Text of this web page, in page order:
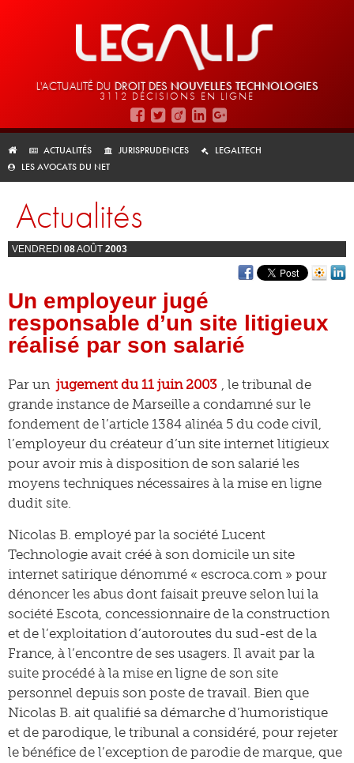
L'ACTUALITÉ DU DROIT DES NOUVELLES TECHNOLOGIES
3112 DÉCISIONS EN LIGNE
ACTUALITÉS JURISPRUDENCES
LEGALTECH
LES AVOCATS DU NET
Actualités
VENDREDI 08AOÛT 2003
Un employeur jugé
responsable d’un site litigieux
réalisé par son salarié
Par un jugement du 11 juin 2003 , le tribunal de
grande instance de Marseille a condamné sur le
fondement de l’article 1384 alinéa 5 du code civil,
l’employeur du créateur d’un site internet litigieux
pour avoir mis à disposition de son salarié les
moyens techniques nécessaires à la mise en ligne
dudit site.
Nicolas B. employé par la société Lucent
Technologie avait créé à son domicile un site
internet satirique dénommé « escroca.com » pour
dénoncer les abus dont faisait preuve selon lui la
société Escota, concessionnaire de la construction
et de l’exploitation d’autoroutes du sud-est de la
France, à l’encontre de ses usagers. Il avait par la
suite procédé à la mise en ligne de son site
personnel depuis son poste de travail. Bien que
Nicolas B. ait qualifié sa démarche d’humoristique
et de parodique, le tribunal a considéré, pour rejeter
le bénéfice de l’exception de parodie de marque, que